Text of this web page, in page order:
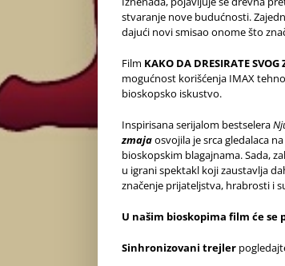
stvaranje nove budućnosti.
dajući novi smisao onome što
Film KAKO DA DRESIRATE SVOG
mogućnost korišćenja IMAX
bioskopsko iskustvo.
Inspirisana serijalom bestselera
zmajaosvojila je srca gledalaca
bioskopskim blagajnama. Sada,
u igrani spektakl koji zaustavlja
značenje prijateljstva, hrabrosti i
U našim bioskopima film će
Sinhronizovani trejler